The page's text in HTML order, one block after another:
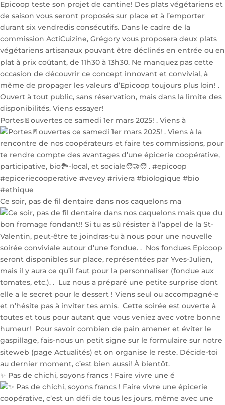
Portes🚪ouvertes ce samedi 1er mars 2025! . Viens à
Ce soir, pas de fil dentaire dans nos caquelons ma
✨ Pas de chichi, soyons francs ! Faire vivre une é